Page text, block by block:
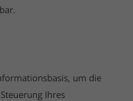
um die
Ihres